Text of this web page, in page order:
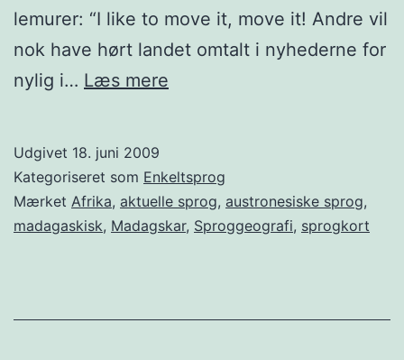
lemurer: “I like to move it, move it! Andre vil
nok have hørt landet omtalt i nyhederne for
nylig i… Læs mere
Udgivet 18. juni 2009
Kategoriseret som Enkeltsprog
Mærket Afrika, aktuelle sprog, austronesiske sprog,
madagaskisk, Madagskar, Sproggeografi, sprogkort